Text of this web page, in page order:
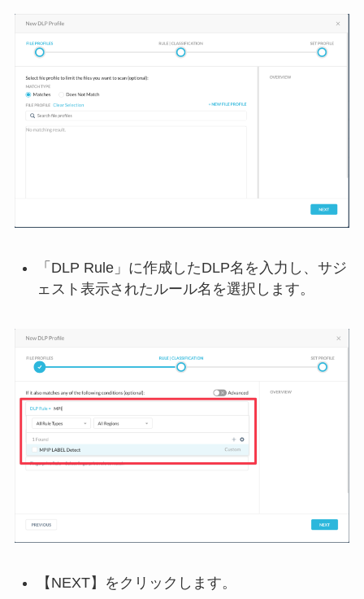
「DLP Rule」に作成したDLP名を入力し、サジ
ェスト表示されたルール名を選択します。
【NEXT】をクリックします。